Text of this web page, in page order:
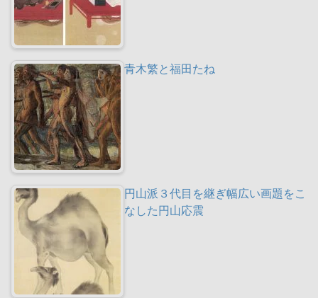
青木繁と福田たね
円山派３代目を継ぎ幅広い画題をこ
なした円山応震